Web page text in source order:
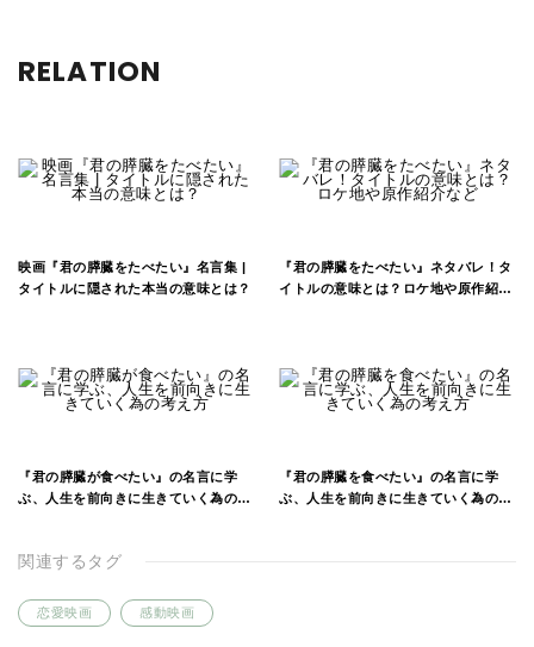
RELATION
映画『君の膵臓をたべたい』名言集 |
タイトルに隠された本当の意味とは？
『君の膵臓をたべたい』ネタバレ！タ
イトルの意味とは？ロケ地や原作紹介
『君の膵臓が食べたい』の名言に学
ぶ、人生を前向きに生きていく為の考
『君の膵臓を食べたい』の名言に学
ぶ、人生を前向きに生きていく為の考
関連するタグ
恋愛映画 感動映画